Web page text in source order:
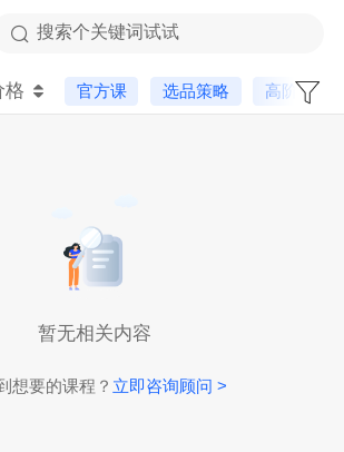
搜索个关键词试试
格 官方课 选品策略 高阶课
暂无相关内容
想要的课程？ 立即咨询顾问 >